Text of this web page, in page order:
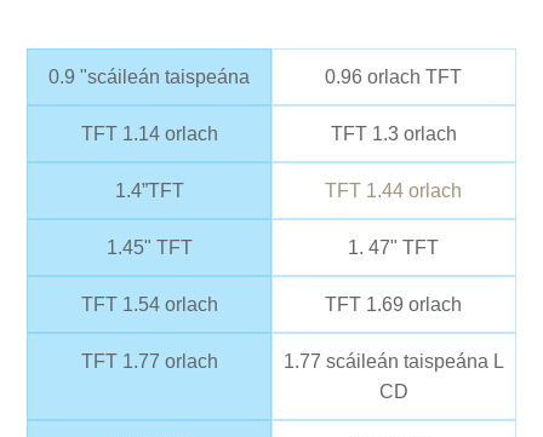
0.9 "scáileán taispeána 0.96 orlach TFT
TFT 1.14 orlach TFT 1.3 orlach
1.4”TFT TFT 1.44 orlach
1.45" TFT 1. 47" TFT
TFT 1.54 orlach TFT 1.69 orlach
TFT 1.77 orlach
1.77 scáileán taispeána L
CD